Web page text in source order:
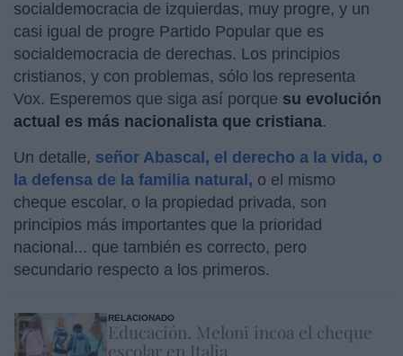
socialdemocracia de izquierdas, muy progre, y un
casi igual de progre Partido Popular que es
socialdemocracia de derechas. Los principios
cristianos, y con problemas, sólo los representa
Vox. Esperemos que siga así porque su evolución
actual es más nacionalista que cristiana.
Un detalle, señor Abascal, el derecho a la vida, o
la defensa de la familia natural, o el mismo
cheque escolar, o la propiedad privada, son
principios más importantes que la prioridad
nacional... que también es correcto, pero
secundario respecto a los primeros.
RELACIONADO
Educación. Meloni incoa el cheque
escolar en Italia